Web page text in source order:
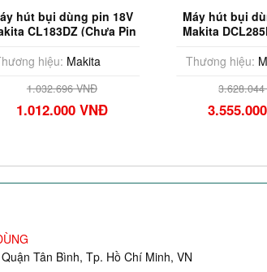
hút bụi dùng pin 18V
CL183DZ (Chưa Pin
hiệu: Makita
1.032.696 VNĐ
1.012.000 VNĐ
Máy hút bụi
Makita
Thương hiệu:
Tân Bình, Tp. Hồ Chí Minh, VN